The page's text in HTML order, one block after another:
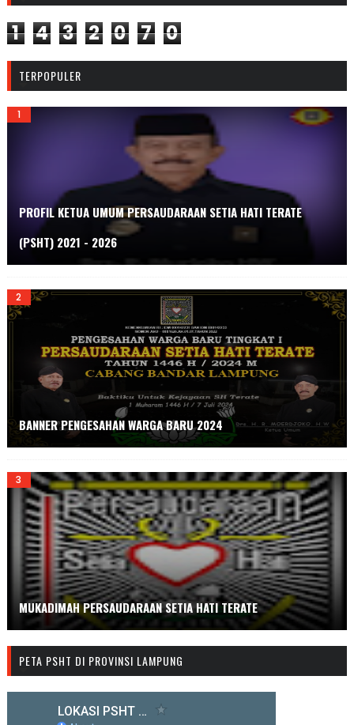
1 4 3 2 0 7 0
TERPOPULER
PROFIL KETUA UMUM PERSAUDARAAN SETIA HATI TERATE
(PSHT) 2021 - 2026
BANNER PENGESAHAN WARGA BARU 2024
MUKADIMAH PERSAUDARAAN SETIA HATI TERATE
PETA PSHT DI PROVINSI LAMPUNG